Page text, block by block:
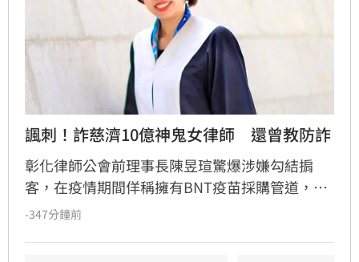
諷刺！詐慈濟10億神鬼女律師　還曾教防詐
彰化律師公會前理事長陳昱瑄驚爆涉嫌勾結掮
客，在疫情期間佯稱擁有BNT疫苗採購管道，詐
騙慈濟基金會高達3000萬美元（約新台幣10.6億
-347分鐘前